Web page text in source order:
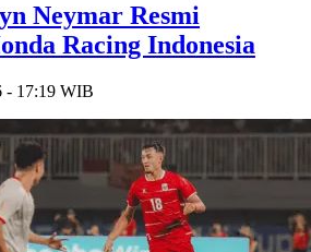
Neymar Resmi
Racing Indonesia
- 17:19 WIB